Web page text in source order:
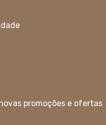
promoções e ofertas